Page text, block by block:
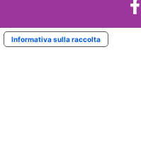
Informativa sulla raccolta